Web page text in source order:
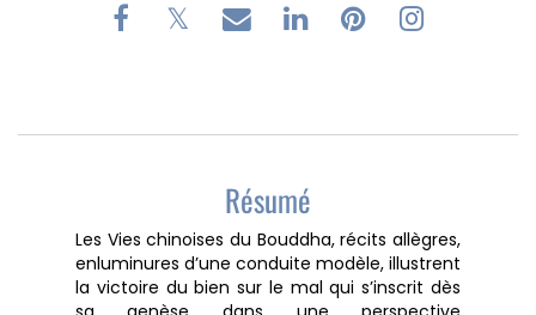
Résumé
Les Vies chinoises du Bouddha, récits allègres,
enluminures d’une conduite modèle, illustrent
la victoire du bien sur le mal qui s’inscrit dès